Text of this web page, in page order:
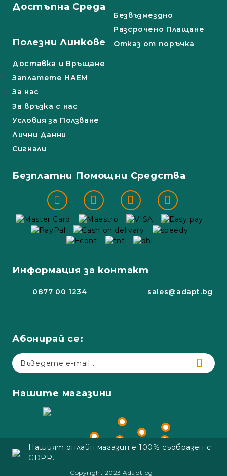
Достъпна Среда
Безвъзмездно
Разсрочено Плащане
Полезни Линкове
Доставка и Връщане
Заплатете НАЕМ
За нас
За връзка с нас
Условия за Ползване
Лични Данни
Сигнали
Отказ от поръчка
Безплатни Помощни Средства
Информация за контакт
0877 00 1234 sales@adapt.bg
Абонирай се:
Нашите магазини
Нашият онлайн магазин е 100% съобразен с
GDPR.
Copyright 2023 Adapt.bg